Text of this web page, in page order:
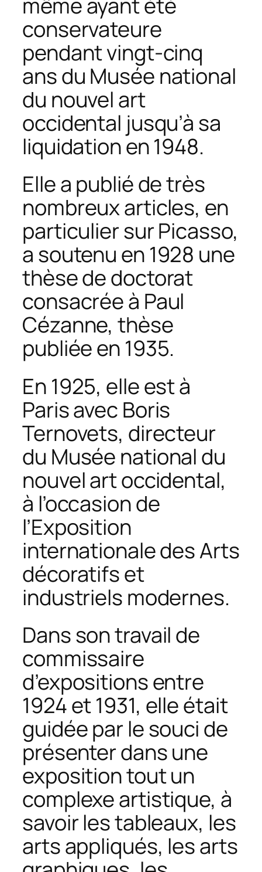
conservateure
pendant vingt-cinq
ans du Musée national
du nouvel art
occidental jusqu’à sa
liquidation en 1948.
Elle a publié de très
nombreux articles, en
particulier sur Picasso,
a soutenu en 1928 une
thèse de doctorat
consacrée à Paul
Cézanne, thèse
publiée en 1935.
En 1925, elle est à
Paris avec Boris
Ternovets, directeur
du Musée national du
nouvel art occidental,
à l’occasion de
l’Exposition
internationale des Arts
décoratifs et
industriels modernes.
Dans son travail de
commissaire
d’expositions entre
1924 et 1931, elle était
guidée par le souci de
présenter dans une
exposition tout un
complexe artistique, à
savoir les tableaux, les
arts appliqués, les arts